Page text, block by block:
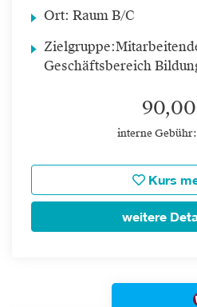
Ort: Raum B/C
Zielgruppe:
Geschäftsbereich
interne
Kurs
weitere